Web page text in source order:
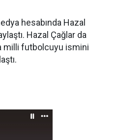
hesabında Hazal
Hazal Çağlar da
milli futbolcuyu ismini